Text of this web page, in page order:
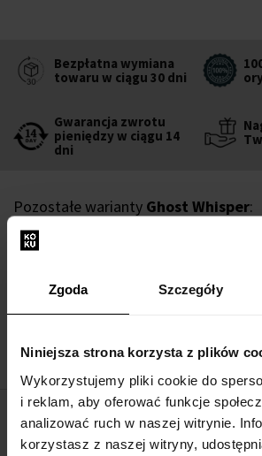
Zgoda Szczegóły
Niniejsza strona korzysta z plików
Wykorzystujemy pliki cookie do
i reklam, aby oferować funkcje
analizować ruch w naszej witrynie.
korzystasz z naszej witryny,
Bezpłatna wymiana
towaru w ciągu 30 dni
Gwarancja zwrotu
pieniędzy w ciągu 14
dni
Pozostałe warianty Ghost Whisper:
Auraa Desire Whisper
OPIS